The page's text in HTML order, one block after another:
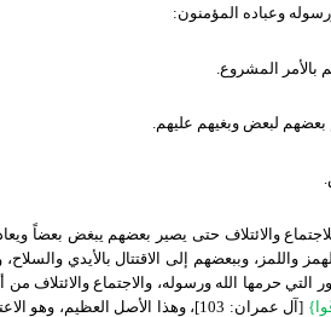
وعباده المؤمنون:
بالأمر المشروع.
بعضهم لبعض وبغيهم عليهم.
والائتلاف حتى يصير بعضهم يبغض بعضاً
واللمز، وببعضهم إلى الاقتتال بالأيدي
حرمها الله ورسوله، والاجتماع والائتلاف من
[آل عمران: 103]، وهذا الأصل